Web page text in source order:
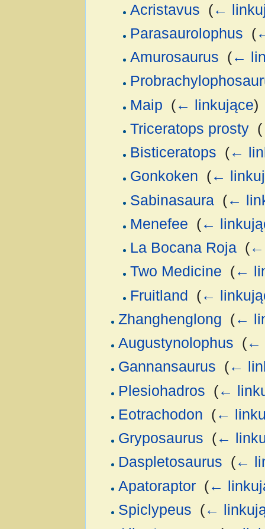
Acristavus (←
Parasaurolophus (
Amurosaurus (←
Maip (← linkujące)
Triceratops prosty‎ (
Bisticeratops (←
Gonkoken (←
Sabinasaura‎ (←
Menefee (←
La Bocana Roja‎ (←
Two Medicine (←
Fruitland (←
Zhanghenglong (←
Augustynolophus (←
Gannansaurus (←
Plesiohadros (←
Eotrachodon (←
Gryposaurus (←
Daspletosaurus (←
Apatoraptor‎ (←
Spiclypeus (←